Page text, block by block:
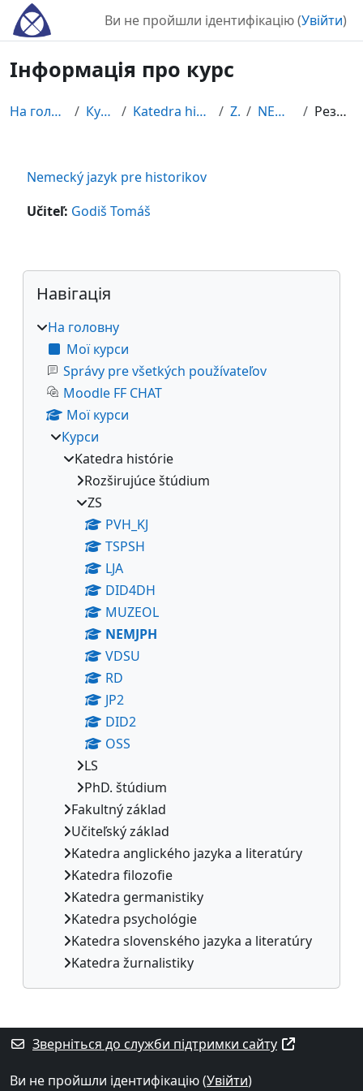
Перейти до головного вмісту
Ви не пройшли ідентифікацію (Увійти)
Інформація про курс
На головну Курси Katedra histórie ZS NEMJPH Резюме
Nemecký jazyk pre historikov
Učiteľ: Godiš Tomáš
Блоки
Пропустити Навігація
Навігація
На головну
Мої курси
Správy pre všetkých používateľov
Moodle FF CHAT
Мої курси
Курси
Katedra histórie
Rozširujúce štúdium
ZS
PVH_KJ
TSPSH
LJA
DID4DH
MUZEOL
NEMJPH
VDSU
RD
JP2
DID2
OSS
LS
PhD. štúdium
Fakultný základ
Učiteľský základ
Katedra anglického jazyka a literatúry
Katedra filozofie
Katedra germanistiky
Katedra psychológie
Katedra slovenského jazyka a literatúry
Katedra žurnalistiky
Додаткові блоки
Зверніться до служби підтримки сайту
Ви не пройшли ідентифікацію (Увійти)